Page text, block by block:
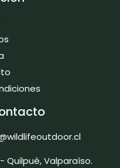
Quilpué, Valparaíso.